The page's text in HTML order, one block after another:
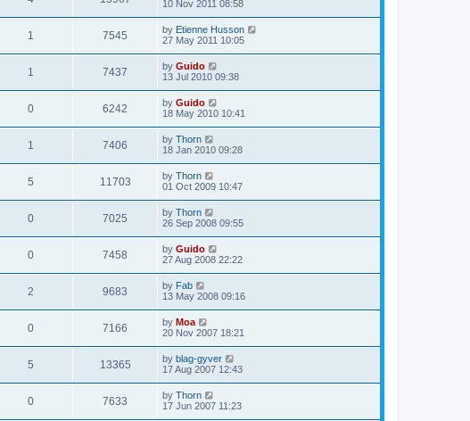
10 Nov 2011 08:58
1 7545 by Etienne Husson
27 May 2011 10:05
1 7437 by Guido
13 Jul 2010 09:38
0 6242 by Guido
18 May 2010 10:41
1 7406 by Thorn
18 Jan 2010 09:28
5 11703 by Thorn
01 Oct 2009 10:47
0 7025 by Thorn
26 Sep 2008 09:55
0 7458 by Guido
27 Aug 2008 22:22
2 9683 by Fab
13 May 2008 09:16
0 7166 by Moa
20 Nov 2007 18:21
5 13365 by blag-gyver
17 Aug 2007 12:43
0 7633 by Thorn
17 Jun 2007 11:23